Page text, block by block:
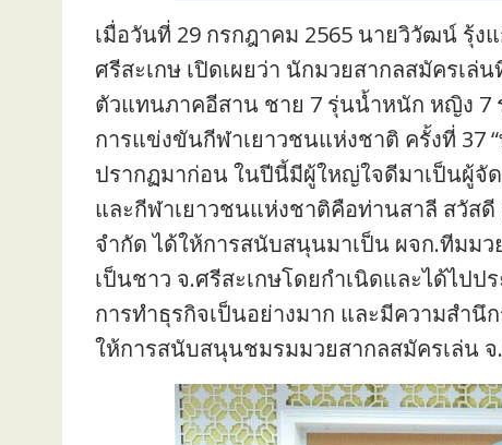
เมื่อวันที่ 29 กรกฎาคม 2565 นายวิวัฒน์ รุ้
ศรีสะเกษ เปิดเผยว่า นักมวยสากลสมัครเล่
ตัวแทนภาคอีสาน ชาย 7 รุ่นน้ำหนัก หญิง 7
การแข่งขันกีฬาเยาวชนแห่งชาติ ครั้งที่ 37
ปรากฏมาก่อน ในปีนี้มีผู้ใหญ่ใจดีมาเป็นผู้จั
และกีฬาเยาวชนแห่งชาติคือท่านสาลี สวัสดี
จำกัด ได้ให้การสนับสนุนมาเป็น ผจก.ทีมม
เป็นชาว จ.ศรีสะเกษโดยกำเนิดและได้ไป
การทำธุรกิจเป็นอย่างมาก และมีความสำ
ให้การสนับสนุนชมรมมวยสากลสมัครเล่น จ